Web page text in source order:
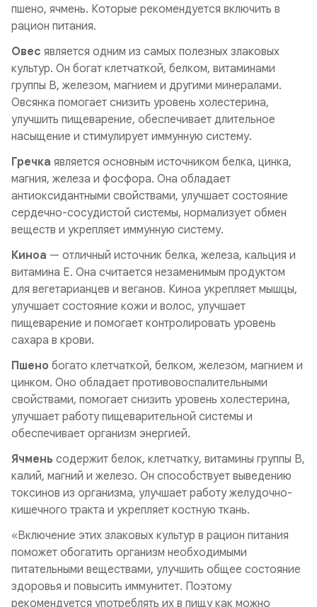
пшено, ячмень. Которые рекомендуется включить в
рацион питания.
Овес является одним из самых полезных злаковых
культур. Он богат клетчаткой, белком, витаминами
группы В, железом, магнием и другими минералами.
Овсянка помогает снизить уровень холестерина,
улучшить пищеварение, обеспечивает длительное
насыщение и стимулирует иммунную систему.
Гречка является основным источником белка, цинка,
магния, железа и фосфора. Она обладает
антиоксидантными свойствами, улучшает состояние
сердечно-сосудистой системы, нормализует обмен
веществ и укрепляет иммунную систему.
Киноа — отличный источник белка, железа, кальция и
витамина Е. Она считается незаменимым продуктом
для вегетарианцев и веганов. Киноа укрепляет мышцы,
улучшает состояние кожи и волос, улучшает
пищеварение и помогает контролировать уровень
сахара в крови.
Пшено богато клетчаткой, белком, железом, магнием и
цинком. Оно обладает противовоспалительными
свойствами, помогает снизить уровень холестерина,
улучшает работу пищеварительной системы и
обеспечивает организм энергией.
Ячмень содержит белок, клетчатку, витамины группы В,
калий, магний и железо. Он способствует выведению
токсинов из организма, улучшает работу желудочно-
кишечного тракта и укрепляет костную ткань.
«Включение этих злаковых культур в рацион питания
поможет обогатить организм необходимыми
питательными веществами, улучшить общее состояние
здоровья и повысить иммунитет. Поэтому
рекомендуется употреблять их в пищу как можно